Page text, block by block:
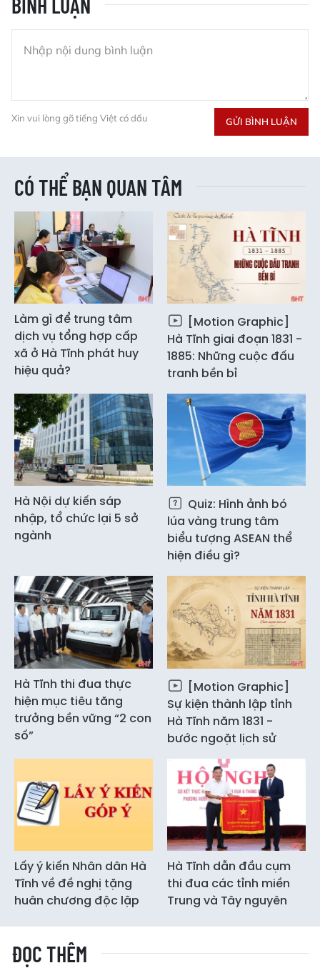
Xin vui lòng gõ tiếng Việt có dấu GỬI BÌNH LUẬN
CÓ THỂ BẠN QUAN TÂM
Làm gì để trung tâm
dịch vụ tổng hợp cấp
xã ở Hà Tĩnh phát huy
hiệu quả?
[Motion Graphic]
Hà Tĩnh giai đoạn 1831 -
1885: Những cuộc đấu
tranh bền bỉ
Hà Nội dự kiến sáp
nhập, tổ chức lại 5 sở
ngành
Quiz: Hình ảnh bó
lúa vàng trung tâm
biểu tượng ASEAN thể
hiện điều gì?
Hà Tĩnh thi đua thực
hiện mục tiêu tăng
trưởng bền vững “2 con
số”
[Motion Graphic]
Sự kiện thành lập tỉnh
Hà Tĩnh năm 1831 -
bước ngoặt lịch sử
Lấy ý kiến Nhân dân Hà
Tĩnh về đề nghị tặng
huân chương độc lập
Hà Tĩnh dẫn đầu cụm
thi đua các tỉnh miền
Trung và Tây nguyên
ĐỌC THÊM